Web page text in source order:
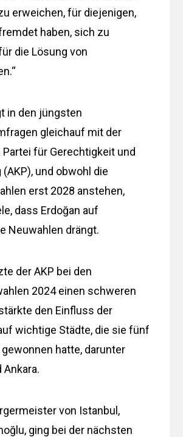
erweichen, für diejenigen,
haben, sich zu
die Lösung von
in den jüngsten
gleichauf mit der
Partei für Gerechtigkeit und
und obwohl die
erst 2028 anstehen,
dass Erdoğan auf
Neuwahlen drängt.
der AKP bei den
2024 einen schweren
den Einfluss der
wichtige Städte, die sie fünf
hatte, darunter
Ankara.
von Istanbul,
ging bei der nächsten